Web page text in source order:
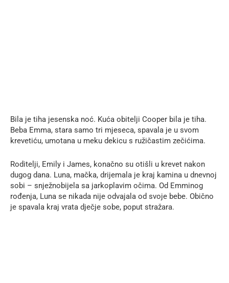
Bila je tiha jesenska noć. Kuća obitelji Cooper bila je tiha.
Beba Emma, ​​stara samo tri mjeseca, spavala je u svom
krevetiću, umotana u meku dekicu s ružičastim zečićima.
Roditelji, Emily i James, konačno su otišli u krevet nakon
dugog dana. Luna, mačka, drijemala je kraj kamina u dnevnoj
sobi – snježnobijela sa jarkoplavim očima. Od Emminog
rođenja, Luna se nikada nije odvajala od svoje bebe. Obično
je spavala kraj vrata dječje sobe, poput stražara.